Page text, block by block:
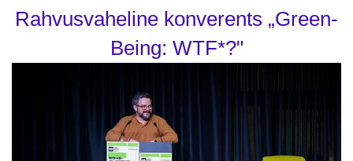
Rahvusvaheline konverents „Green-
Being: WTF*?"